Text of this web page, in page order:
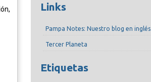
Links
Pampa Notes: Nuestro blog en inglés
Tercer Planeta
Etiquetas